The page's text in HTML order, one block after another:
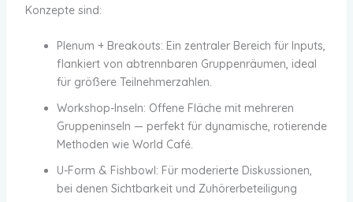
Konzepte sind:
Plenum + Breakouts: Ein zentraler Bereich für Inputs,
flankiert von abtrennbaren Gruppenräumen, ideal
für größere Teilnehmerzahlen.
Workshop-Inseln: Offene Fläche mit mehreren
Gruppeninseln — perfekt für dynamische, rotierende
Methoden wie World Café.
U-Form & Fishbowl: Für moderierte Diskussionen,
bei denen Sichtbarkeit und Zuhörerbeteiligung